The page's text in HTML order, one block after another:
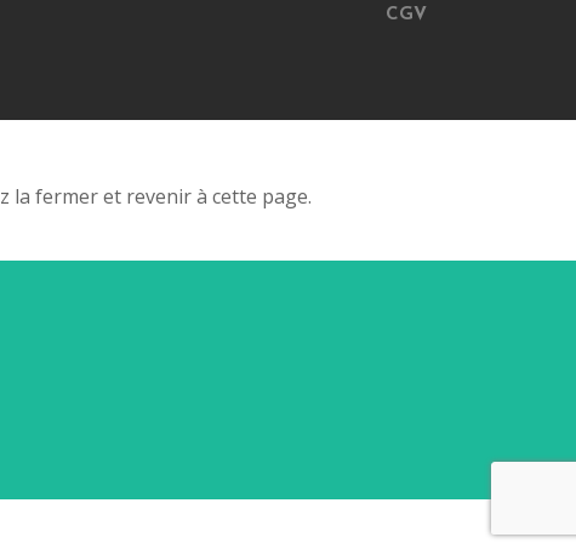
CGV
la fermer et revenir à cette page.